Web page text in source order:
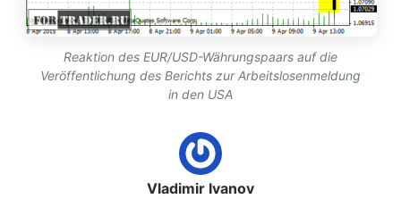
Reaktion des EUR/USD-Währungspaars auf die
Veröffentlichung des Berichts zur Arbeitslosenmeldung
in den USA
Vladimir Ivanov